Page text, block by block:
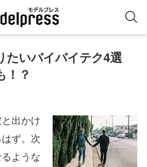
たいバイバイテク4選
！？
出かけ
ず。次
ような